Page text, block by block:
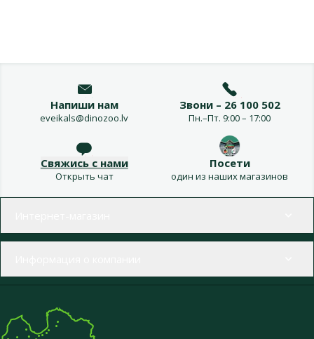
Напиши нам
eveikals@dinozoo.lv
Звони – 26 100 502
Пн.–Пт. 9:00 – 17:00
Свяжись с нами
Открыть чат
Посети
один из наших магазинов